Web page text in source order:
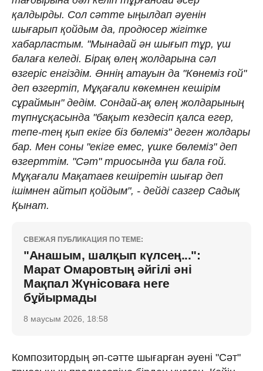
қалдырды. Сол сәтте ыңылдап әуенін
шығарып қойдым да, продюсер жігітке
хабарластым. "Мынадай ән шығып тұр, үш
балаға келеді. Бірақ өлең жолдарына сәл
өзгеріс енгіздім. Әннің атауын да "Көнеміз ғой"
деп өзгертіп, Мұқағали көкемнен кешірім
сұраймын" дедім. Сондай-ақ өлең жолдарының
түпнұсқасында "бақыт кездесіп қалса егер,
тепе-тең қып екіге біз бөлеміз" деген жолдары
бар. Мен соны "екіге емес, үшке бөлеміз" деп
өзгерттім. "Сәт" триосында үш бала ғой.
Мұқағали Мақатаев кешіретін шығар деп
ішімнен айтып қойдым", - дейді сазгер Садық
Қынат.
СВЕЖАЯ ПУБЛИКАЦИЯ ПО ТЕМЕ:
"Анашым, шалқып күлсең...":
Марат Омаровтың әйгілі әні
Мақпал Жүнісоваға неге
бұйырмады
8 маусым 2026, 18:58
Композитордың әп-сәтте шығарған әуені "Сәт"